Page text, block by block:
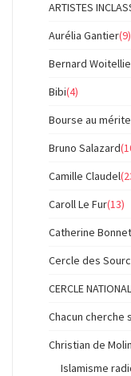
ARTISTES
Aurélia Gantier(9)
Bernard
Bibi(4)
Bourse au mérite
Bruno Salazard
Camille Claudel
Caroll Le Fur(13)
Catherine
Cercle des
CERCLE
Chacun cherche
Christian de
Islamisme